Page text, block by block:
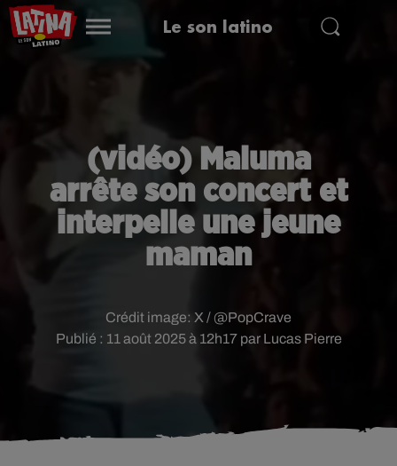
Le son latino
(vidéo) Maluma
arrête son concert et
interpelle une jeune
maman
Publié : 11 août 2025 à 12h17 par Lucas Pierre
Crédit image: X / @PopCrave